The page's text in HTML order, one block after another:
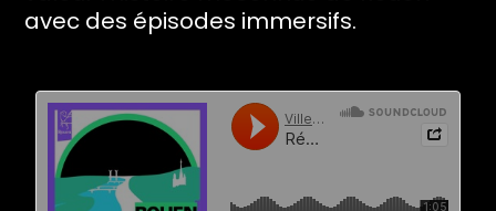
avec des épisodes immersifs.